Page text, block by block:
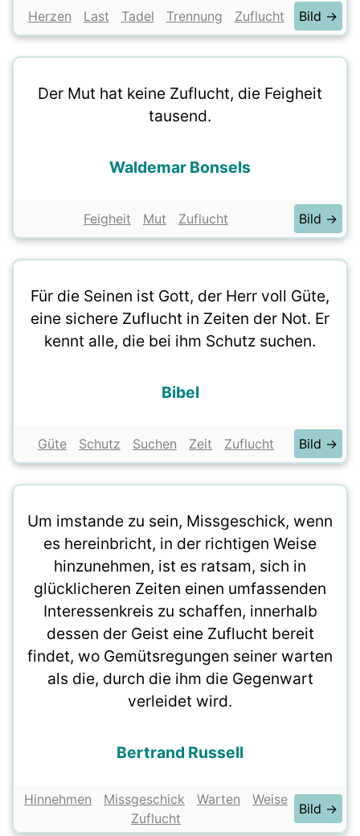
Herzen Last Tadel Trennung Zuflucht Bild →
Der Mut hat keine Zuflucht, die Feigheit
tausend.
Waldemar Bonsels
Feigheit Mut Zuflucht Bild →
Für die Seinen ist Gott, der Herr voll Güte,
eine sichere Zuflucht in Zeiten der Not. Er
kennt alle, die bei ihm Schutz suchen.
Bibel
Güte Schutz Suchen Zeit Zuflucht Bild →
Um imstande zu sein, Missgeschick, wenn
es hereinbricht, in der richtigen Weise
hinzunehmen, ist es ratsam, sich in
glücklicheren Zeiten einen umfassenden
Interessenkreis zu schaffen, innerhalb
dessen der Geist eine Zuflucht bereit
findet, wo Gemütsregungen seiner warten
als die, durch die ihm die Gegenwart
verleidet wird.
Bertrand Russell
Hinnehmen Missgeschick Warten
Weise
Zuflucht
Bild →